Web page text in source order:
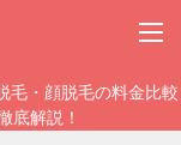
毛・顔脱毛の料金比較
底解説！